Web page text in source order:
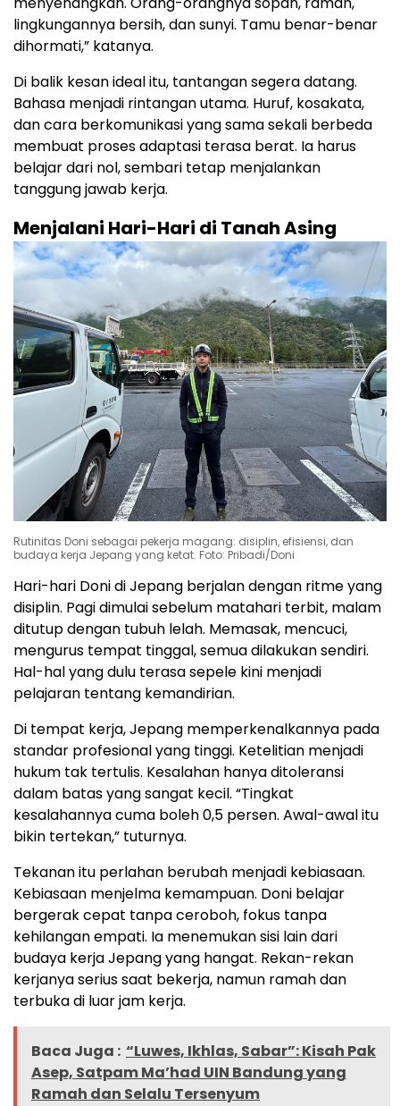
lingkungannya bersih, dan sunyi. Tamu benar-benar
dihormati,” katanya.
Di balik kesan ideal itu, tantangan segera datang.
Bahasa menjadi rintangan utama. Huruf, kosakata,
dan cara berkomunikasi yang sama sekali berbeda
membuat proses adaptasi terasa berat. Ia harus
belajar dari nol, sembari tetap menjalankan
tanggung jawab kerja.
Menjalani Hari-Hari di Tanah Asing
Rutinitas Doni sebagai pekerja magang: disiplin, efisiensi, dan
budaya kerja Jepang yang ketat. Foto: Pribadi/Doni
Hari-hari Doni di Jepang berjalan dengan ritme yang
disiplin. Pagi dimulai sebelum matahari terbit, malam
ditutup dengan tubuh lelah. Memasak, mencuci,
mengurus tempat tinggal, semua dilakukan sendiri.
Hal-hal yang dulu terasa sepele kini menjadi
pelajaran tentang kemandirian.
Di tempat kerja, Jepang memperkenalkannya pada
standar profesional yang tinggi. Ketelitian menjadi
hukum tak tertulis. Kesalahan hanya ditoleransi
dalam batas yang sangat kecil. “Tingkat
kesalahannya cuma boleh 0,5 persen. Awal-awal itu
bikin tertekan,” tuturnya.
Tekanan itu perlahan berubah menjadi kebiasaan.
Kebiasaan menjelma kemampuan. Doni belajar
bergerak cepat tanpa ceroboh, fokus tanpa
kehilangan empati. Ia menemukan sisi lain dari
budaya kerja Jepang yang hangat. Rekan-rekan
kerjanya serius saat bekerja, namun ramah dan
terbuka di luar jam kerja.
Baca Juga : “Luwes, Ikhlas, Sabar”: Kisah Pak
Asep, Satpam Ma’had UIN Bandung yang
Ramah dan Selalu Tersenyum